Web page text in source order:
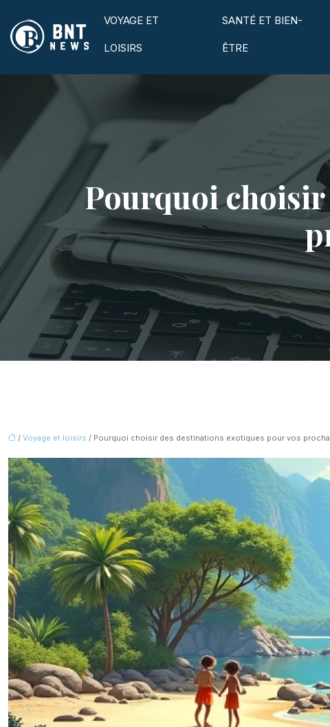
VOYAGE ET
LOISIRS
SANTÉ ET BIEN-
ÊTRE
Pourquoi choisir
/ Voyage et loisirs / Pourquoi choisir des destinations exotiques pour vos